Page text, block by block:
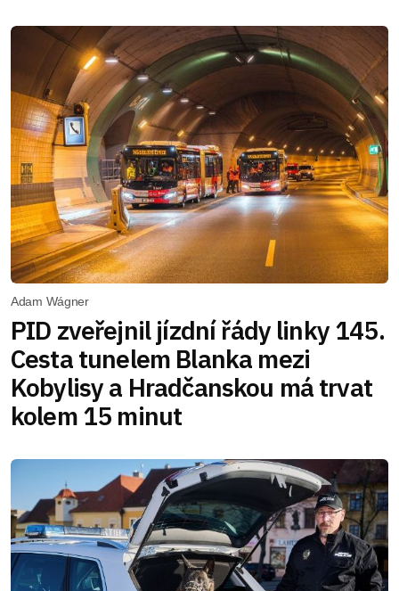
Adam Wágner
PID zveřejnil jízdní řády linky 145.
Cesta tunelem Blanka mezi
Kobylisy a Hradčanskou má trvat
kolem 15 minut